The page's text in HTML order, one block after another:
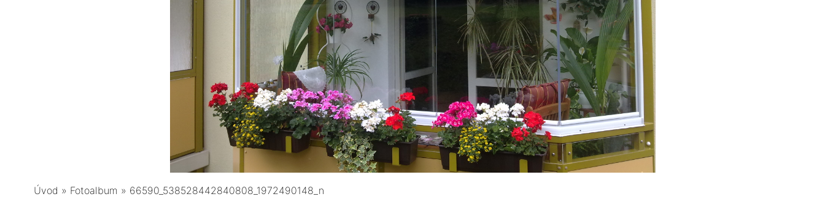
Úvod » Fotoalbum » 66590_538528442840808_1972490148_n